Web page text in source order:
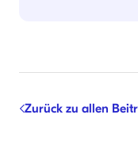
Zurück zu allen